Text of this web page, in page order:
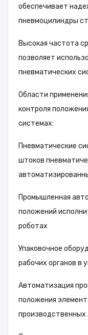
обеспечивает
пневмоцилиндры
Высокая частота
позволяет
пневматических
Области
контроля
системах:
Пневматические
штоков
Промышленная
положений
роботах
Упаковочное
рабочих органов в
Автоматизация
положения
производственных